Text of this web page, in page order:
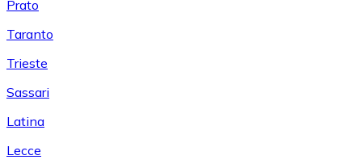
Prato
Taranto
Trieste
Sassari
Latina
Lecce